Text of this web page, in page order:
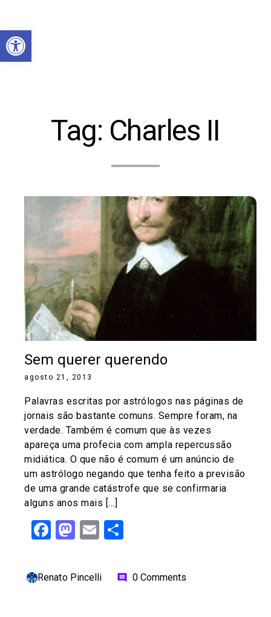
Abrir a barra de ferramentas
Tag: Charles II
Sem querer querendo
agosto 21, 2013
Palavras escritas por astrólogos nas páginas de
jornais são bastante comuns. Sempre foram, na
verdade. Também é comum que às vezes
apareça uma profecia com ampla repercussão
midiática. O que não é comum é um anúncio de
um astrólogo negando que tenha feito a previsão
de uma grande catástrofe que se confirmaria
alguns anos mais […]
Facebook
Mastodon
Email
Renato Pincelli comment 0 Comments